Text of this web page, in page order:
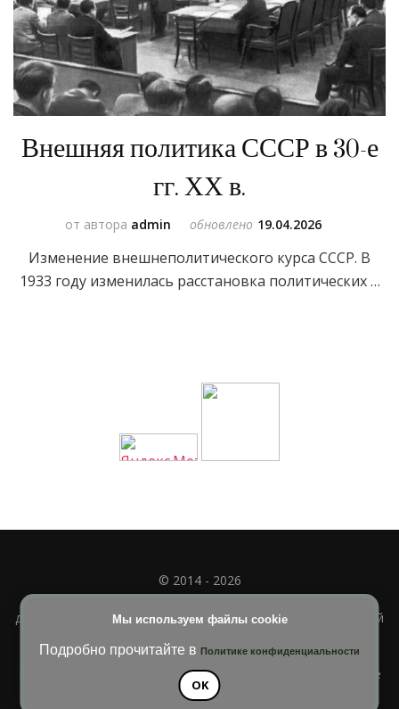
Внешняя политика СССР в 30-е
гг. ХХ в.
от автора admin обновлено 19.04.2026
Изменение внешнеполитического курса СССР. В
1933 году изменилась расстановка политических …
Мы используем файлы cookie
Подробно прочитайте в Политике конфиденциальности
OK
© 2014 - 2026
Полное или частичное использование материала
допускается только при наличии активной и индексируемой
Blossom Diva | РазработанаТемы Blossom
. На платформе
WordPress